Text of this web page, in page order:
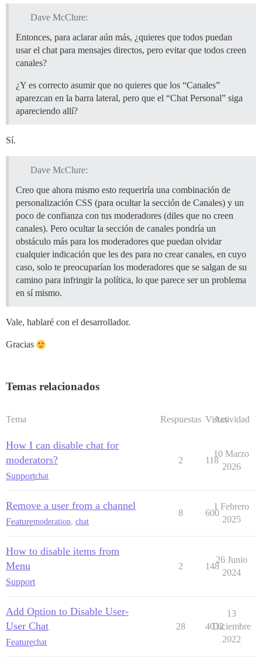
Dave McClure:
Entonces, para aclarar aún más, ¿quieres que todos puedan
usar el chat para mensajes directos, pero evitar que todos creen
canales?
¿Y es correcto asumir que no quieres que los “Canales”
aparezcan en la barra lateral, pero que el “Chat Personal” siga
apareciendo allí?
Sí.
Dave McClure:
Creo que ahora mismo esto requeriría una combinación de
personalización CSS (para ocultar la sección de Canales) y un
poco de confianza con tus moderadores (diles que no creen
canales). Pero ocultar la sección de canales pondría un
obstáculo más para los moderadores que puedan olvidar
cualquier indicación que les des para no crear canales, en cuyo
caso, solo te preocuparían los moderadores que se salgan de su
camino para infringir la política, lo que parece ser un problema
en sí mismo.
Vale, hablaré con el desarrollador.
Gracias
Temas relacionados
Tema Respuestas Vistas
Actividad
How I can disable chat for
moderators?
Supportchat
2 118
10 Marzo
2026
Remove a user from a channel
Featuremoderation, chat
8 600
1 Febrero
2025
How to disable items from
Menu
Support
2 148
26 Junio
2024
Add Option to Disable User-
User Chat
Featurechat
28 4032
13
Diciembre
2022